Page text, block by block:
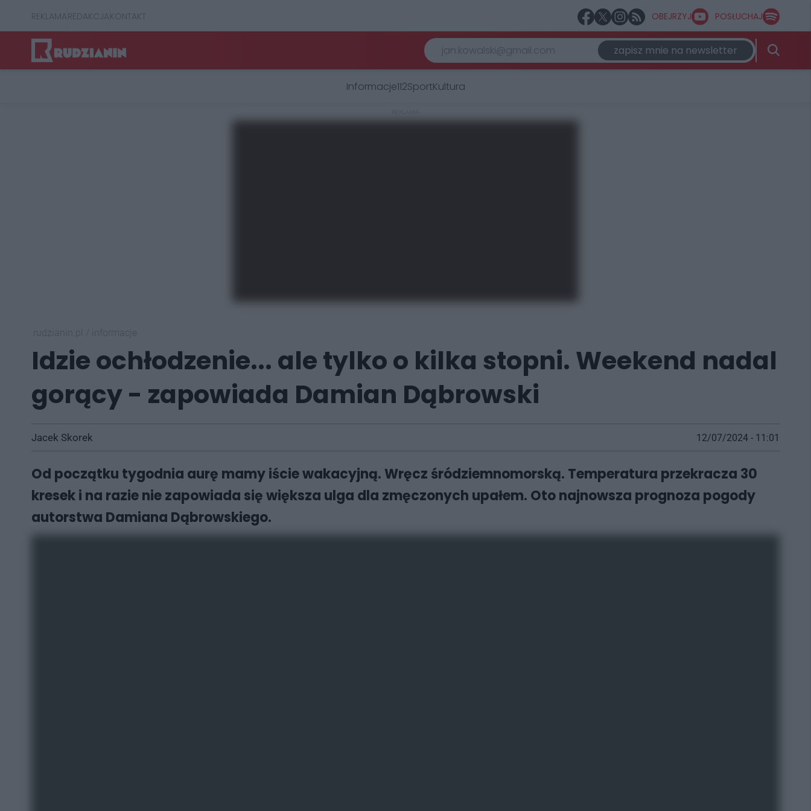
REKLAMAREDAKCJAKONTAKT OBEJRZYJ POSŁUCHAJ
zapisz mnie na newsletter
Informacje112SportKultura
Idzie ochłodzenie... ale tylko o kilka stopni. Weekend nadal
gorący - zapowiada Damian Dąbrowski
Jacek Skorek 12/07/2024 - 11:01
Od początku tygodnia aurę mamy iście wakacyjną. Wręcz śródziemnomorską. Temperatura przekracza 30
kresek i na razie nie zapowiada się większa ulga dla zmęczonych upałem. Oto najnowsza prognoza pogody
autorstwa Damiana Dąbrowskiego.